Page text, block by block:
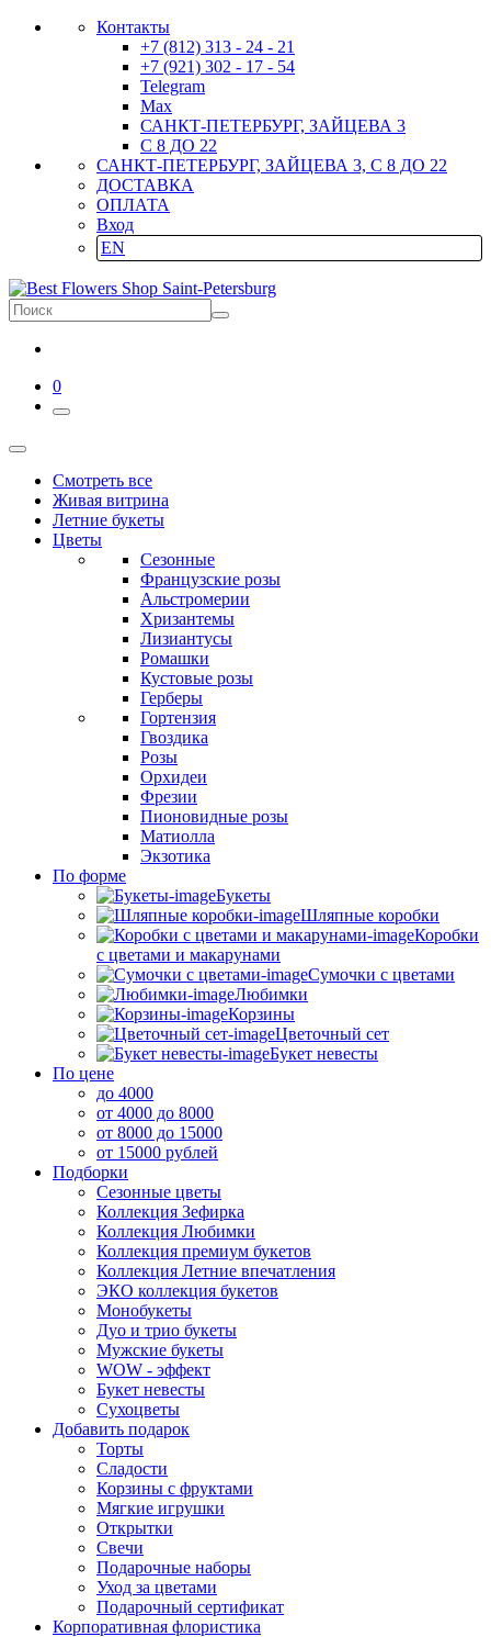
Контакты
+7 (812) 313 - 24 - 21
+7 (921) 302 - 17 - 54
Telegram
Max
САНКТ-ПЕТЕРБУРГ, ЗАЙЦЕВА 3
С 8 ДО 22
САНКТ-ПЕТЕРБУРГ, ЗАЙЦЕВА 3, С 8 ДО 22
ДОСТАВКА
ОПЛАТА
Вход
EN
0
Смотреть все
Живая витрина
Летние букеты
Цветы
Сезонные
Французские розы
Альстромерии
Хризантемы
Лизиантусы
Ромашки
Кустовые розы
Герберы
Гортензия
Гвоздика
Розы
Орхидеи
Фрезии
Пионовидные розы
Матиолла
Экзотика
По форме
Букеты
Шляпные коробки
Коробки
с цветами и макарунами
Сумочки с цветами
Любимки
Корзины
Цветочный сет
Букет невесты
По цене
до 4000
от 4000 до 8000
от 8000 до 15000
от 15000 рублей
Подборки
Сезонные цветы
Коллекция Зефирка
Коллекция Любимки
Коллекция премиум букетов
Коллекция Летние впечатления
ЭКО коллекция букетов
Монобукеты
Дуо и трио букеты
Мужские букеты
WOW - эффект
Букет невесты
Сухоцветы
Добавить подарок
Торты
Сладости
Корзины с фруктами
Мягкие игрушки
Открытки
Свечи
Подарочные наборы
Уход за цветами
Подарочный сертификат
Корпоративная флористика